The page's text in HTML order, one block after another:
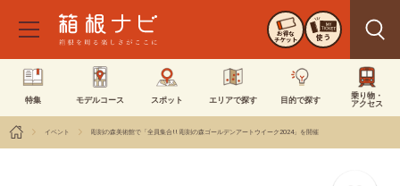
お得な
チケット 使う
特集 モデルコース スポット エリアで探す 目的で探す
乗り物・
アクセス
イベント 彫刻の森美術館で「全員集合!! 彫刻の森ゴールデンアートウイーク2024」を開催